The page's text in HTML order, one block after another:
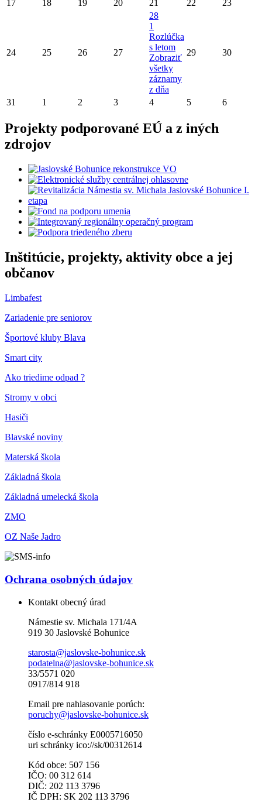
17 18 19 20 21 22 23
24 25 26 27
28
1
Rozlúčka
s letom
Zobraziť
všetky
záznamy
z dňa
29 30
31 1 2 3 4 5 6
Projekty podporované EÚ a z iných
zdrojov
Inštitúcie, projekty, aktivity obce a jej
občanov
Limbafest
Zariadenie pre seniorov
Športové kluby Blava
Smart city
Ako triedime odpad ?
Stromy v obci
Hasiči
Blavské noviny
Materská škola
Základná škola
Základná umelecká škola
ZMO
OZ Naše Jadro
Ochrana osobných údajov
Kontakt obecný úrad
Námestie sv. Michala 171/4A
919 30 Jaslovské Bohunice
starosta@jaslovske-bohunice.sk
podatelna@jaslovske-bohunice.sk
33/5571 020
0917/814 918
Email pre nahlasovanie porúch:
poruchy@jaslovske-bohunice.sk
číslo e-schránky E0005716050
uri schránky ico://sk/00312614
Kód obce: 507 156
IČO: 00 312 614
DIČ: 202 113 3796
IČ DPH: SK 202 113 3796